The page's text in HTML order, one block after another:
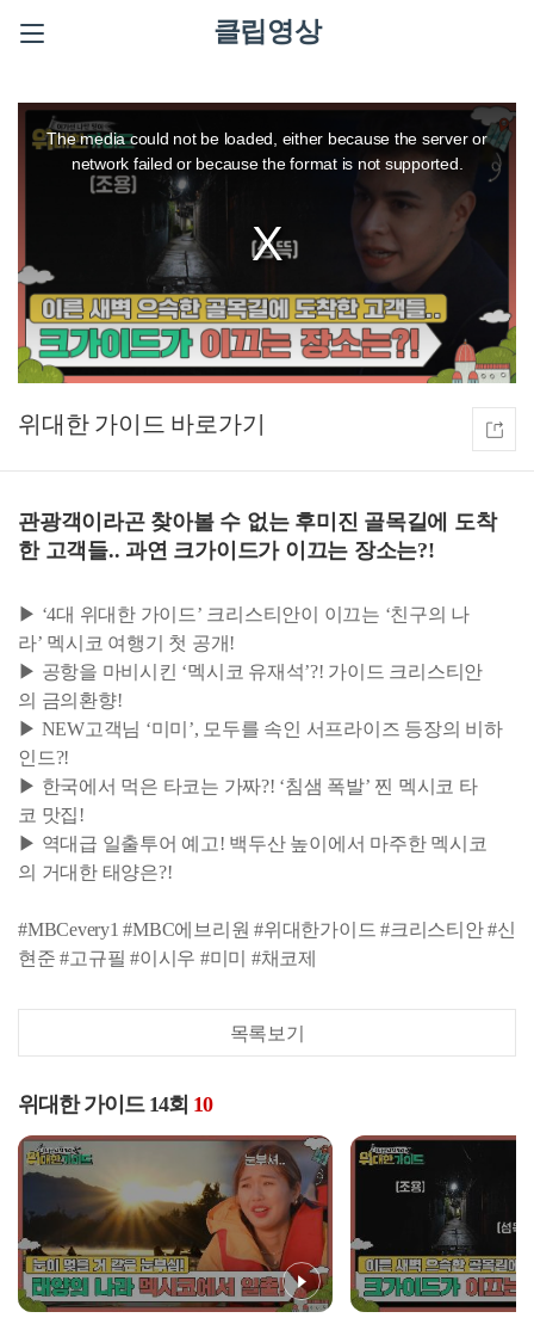
클립영상
This
modalThe media could not be loaded, either because the server or
network failed or because the format is not supported.
위대한 가이드
관광객이라곤 찾아볼 수 없는 후미진 골목길에 도착
한 고객들.. 과연 크가이드가 이끄는 장소는?!
▶ ‘4대 위대한 가이드’ 크리스티안이 이끄는 ‘친구의 나
라’ 멕시코 여행기 첫 공개!
▶ 공항을 마비시킨 ‘멕시코 유재석’?! 가이드 크리스티안
의 금의환향!
▶ NEW고객님 ‘미미’, 모두를 속인 서프라이즈 등장의 비하
인드?!
▶ 한국에서 먹은 타코는 가짜?! ‘침샘 폭발’ 찐 멕시코 타
코 맛집!
▶ 역대급 일출투어 예고! 백두산 높이에서 마주한 멕시코
의 거대한 태양은?!
#MBCevery1 #MBC에브리원 #위대한가이드 #크리스티안 #신
현준 #고규필 #이시우 #미미 #채코제
목록보기
위대한 가이드 14회 10